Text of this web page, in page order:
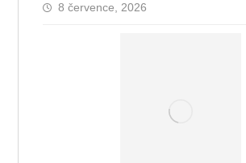
8 července, 2026